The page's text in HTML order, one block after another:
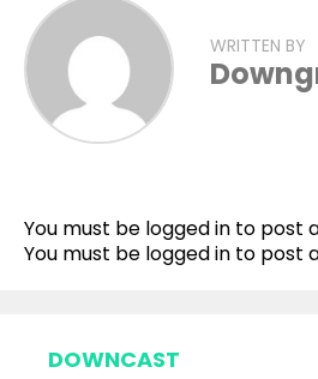
WRITTEN BY
You must be logged in to post
You must be logged in to post
DOWNCAST